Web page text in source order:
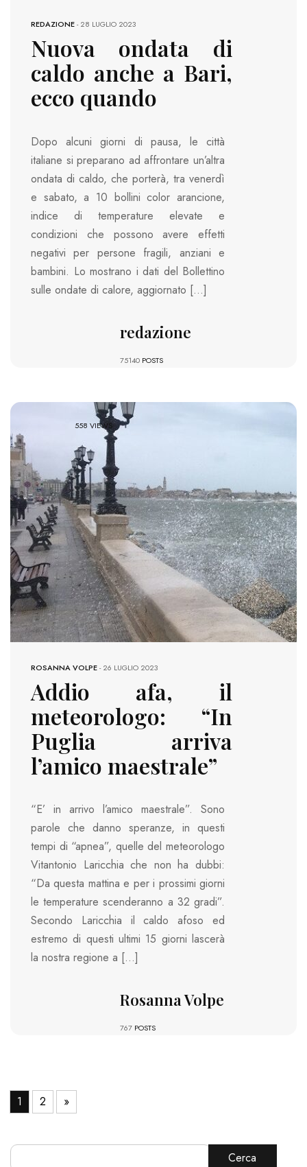
REDAZIONE-28 LUGLIO 2023
Nuova ondata di
caldo anche a Bari,
ecco quando
Dopo alcuni giorni di pausa, le città
italiane si preparano ad affrontare un’altra
ondata di caldo, che porterà, tra venerdì
e sabato, a 10 bollini color arancione,
indice di temperature elevate e
condizioni che possono avere effetti
negativi per persone fragili, anziani e
bambini. Lo mostrano i dati del Bollettino
sulle ondate di calore, aggiornato […]
redazione
75140 POSTS
558 VIEWS
ROSANNA VOLPE-26 LUGLIO 2023
Addio afa, il
meteorologo: “In
Puglia arriva
l’amico maestrale”
“E’ in arrivo l’amico maestrale”. Sono
parole che danno speranze, in questi
tempi di “apnea”, quelle del meteorologo
Vitantonio Laricchia che non ha dubbi:
“Da questa mattina e per i prossimi giorni
le temperature scenderanno a 32 gradi”.
Secondo Laricchia il caldo afoso ed
estremo di questi ultimi 15 giorni lascerà
la nostra regione a […]
Rosanna Volpe
767 POSTS
1 2 »
Cerca